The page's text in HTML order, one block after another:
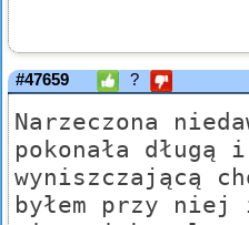
#47659 ?
Narzeczona
pokonała długą i
wyniszczającą
byłem przy